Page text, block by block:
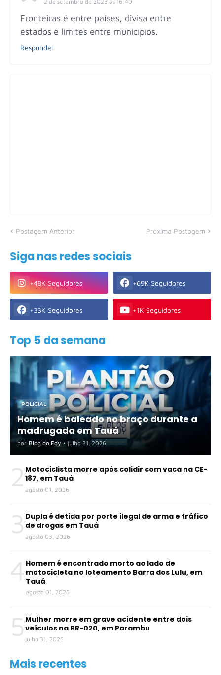
2 de setembro de 2023 às 16:40
Fronteiras é entre países, divisa entre
estados e limites entre municipios.
Responder
Postagem Anterior Próxima Postagem
Siga nas redes sociais
+48K Seguidores +69K Seguidores
+33K Seguidores +1K Seguidores
Top 5 da semana
POLICIAL
Homem é baleado no braço durante a
madrugada em Tauá
por Blog do Edy • julho 31, 2026
2 Motociclista morre após colidir com vaca na CE-
187, em Tauá
agosto 01, 2026
3 Dupla é detida por porte ilegal de arma e tráfico
de drogas em Tauá
agosto 03, 2026
4 Homem é encontrado morto ao lado de
motocicleta no loteamento Barra dos Lulu, em
Tauá
agosto 01, 2026
5 Mulher morre em grave acidente entre dois
veículos na BR-020, em Parambu
julho 31, 2026
Mais recentes